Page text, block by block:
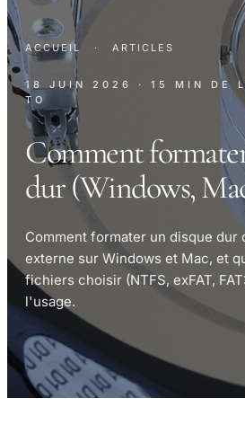
ACCUEIL · ARTICLES
18 JUIN 2026 · 15 MIN DE
TO
Comment
dur (Windows,
Comment formater un disque dur
externe sur Windows et Mac, et
fichiers choisir (NTFS, exFAT,
l'usage.